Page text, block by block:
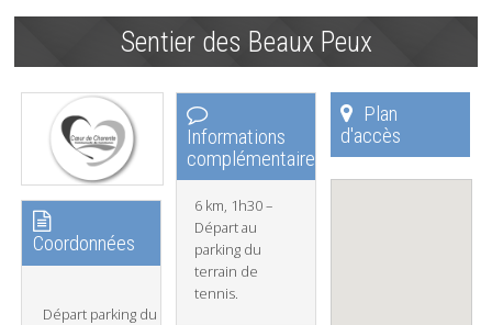
Sentier des Beaux Peux
Coordonnées
Départ parking du
Informations
complémentaires
6 km, 1h30 –
Départ au
parking du
terrain de
tennis.
Plan
d'accès